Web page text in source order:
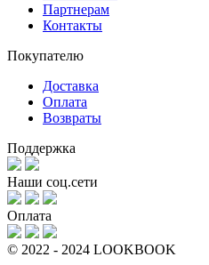
Партнерам
Контакты
Покупателю
Доставка
Оплата
Возвраты
Поддержка
Наши соц.сети
Оплата
© 2022 - 2024 LOOKBOOK